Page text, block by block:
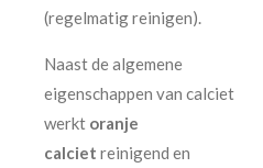
(regelmatig reinigen).
Naast de algemene
eigenschappen van calciet
werkt oranje
calciet reinigend en